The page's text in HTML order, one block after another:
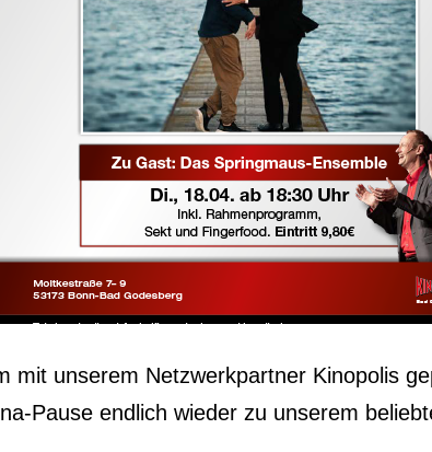
mit unserem Netzwerkpartner Kinopolis
endlich wieder zu unserem beliebten